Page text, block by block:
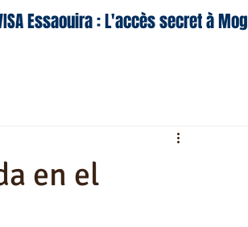
Essaouira : L'accès secret à
en el